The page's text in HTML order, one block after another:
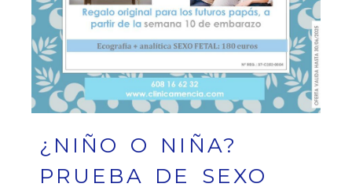
¿NIÑO O NIÑA?
PRUEBA DE SEXO